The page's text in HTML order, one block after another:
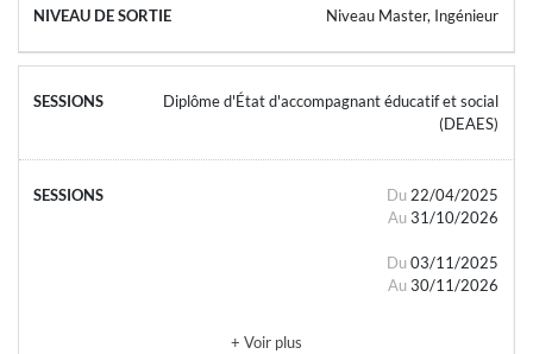
Niveau Master, Ingénieur
Diplôme d'État d'accompagnant éducatif et social
(DEAES)
Du 22/04/2025
Au 31/10/2026
Du 03/11/2025
Au 30/11/2026
+ Voir plus